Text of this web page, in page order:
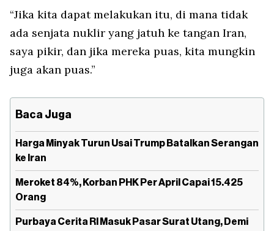
“Jika kita dapat melakukan itu, di mana tidak
ada senjata nuklir yang jatuh ke tangan Iran,
saya pikir, dan jika mereka puas, kita mungkin
juga akan puas.”
Baca Juga
Harga Minyak Turun Usai Trump Batalkan Serangan
ke Iran
Meroket 84%, Korban PHK Per April Capai 15.425
Orang
Purbaya Cerita RI Masuk Pasar Surat Utang, Demi